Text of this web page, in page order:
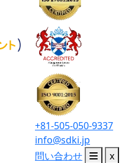
+81-505-050-9337
info@sdki.jp
問い合わせ
x